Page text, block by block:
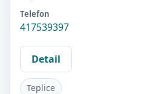
Telefon
417539397
Detail
Teplice